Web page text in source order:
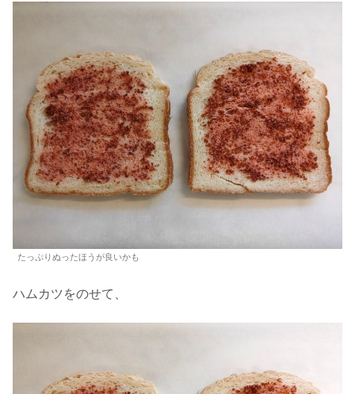
たっぷりぬったほうが良いかも
ハムカツをのせて、